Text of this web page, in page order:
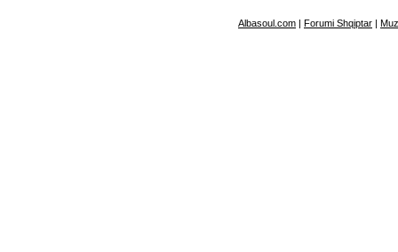
Albasoul.com | Forumi Shqiptar |